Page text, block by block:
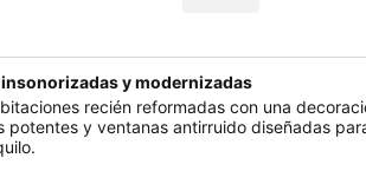
y modernizadas
recién reformadas con una
potentes y ventanas antirruido diseñadas